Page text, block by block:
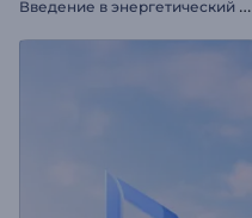
В
ведение в энергетический вихрь